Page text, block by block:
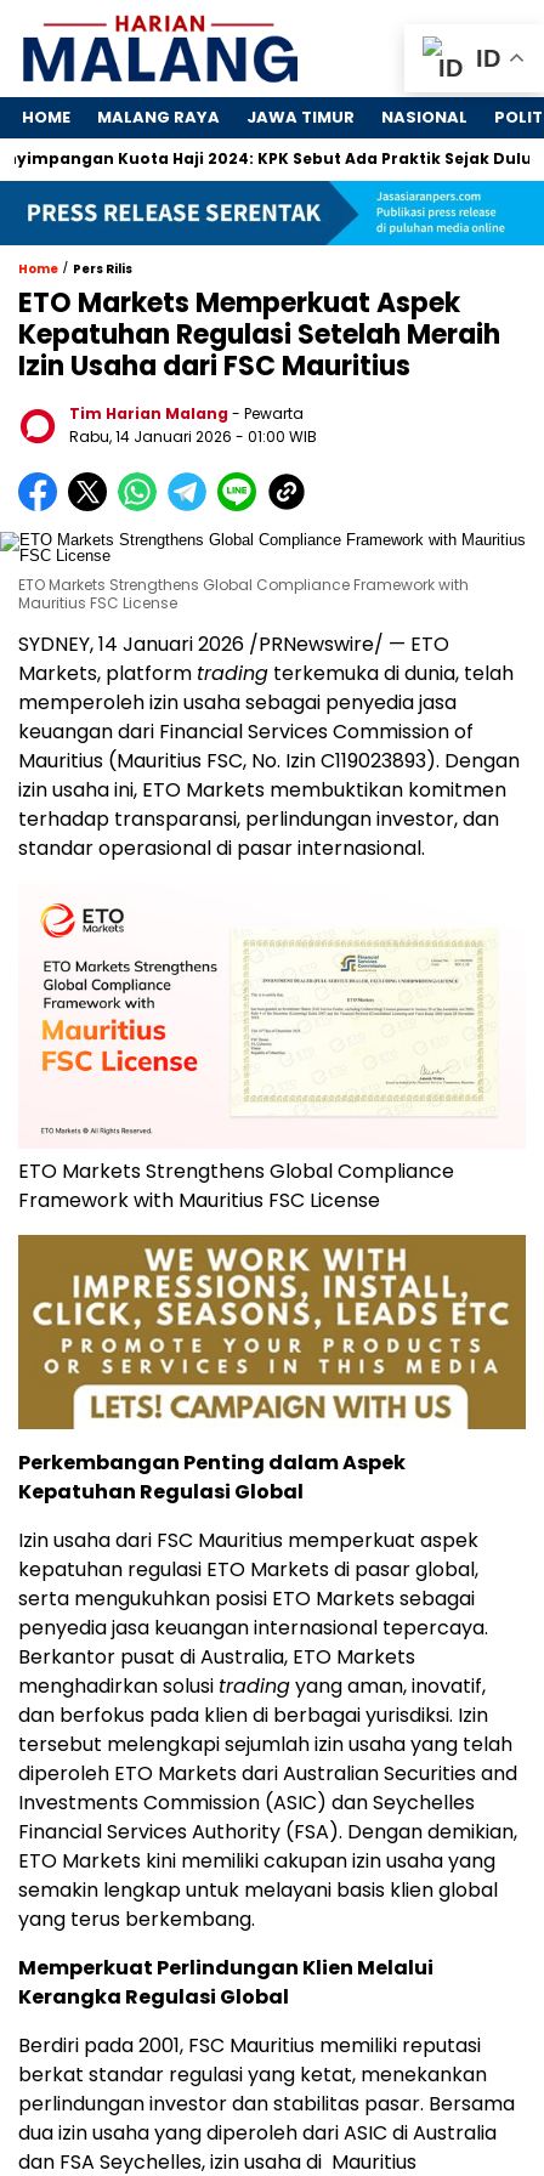
HOME MALANG RAYA JAWA TIMUR NASIONAL
Kuota Haji 2024: KPK Sebut Ada Praktik Sejak Dulu
Home / Pers Rilis
ETO Markets Memperkuat Aspek
Kepatuhan Regulasi Setelah Meraih
Izin Usaha dari FSC Mauritius
Tim Harian Malang- Pewarta
Rabu, 14 Januari 2026 - 01:00 WIB
ETO Markets Strengthens Global Compliance Framework with
Mauritius FSC License
SYDNEY, 14 Januari 2026 /PRNewswire/ — ETO
Markets, platform trading terkemuka di dunia, telah
memperoleh izin usaha sebagai penyedia jasa
keuangan dari Financial Services Commission of
Mauritius (Mauritius FSC, No. Izin C119023893). Dengan
izin usaha ini, ETO Markets membuktikan komitmen
terhadap transparansi, perlindungan investor, dan
standar operasional di pasar internasional.
ETO Markets Strengthens Global Compliance
Framework with Mauritius FSC License
Perkembangan Penting dalam Aspek
Kepatuhan Regulasi Global
Izin usaha dari FSC Mauritius memperkuat aspek
kepatuhan regulasi ETO Markets di pasar global,
serta mengukuhkan posisi ETO Markets sebagai
penyedia jasa keuangan internasional tepercaya.
Berkantor pusat di Australia, ETO Markets
menghadirkan solusi tradingyang aman, inovatif,
dan berfokus pada klien di berbagai yurisdiksi. Izin
tersebut melengkapi sejumlah izin usaha yang telah
diperoleh ETO Markets dari Australian Securities and
Investments Commission (ASIC) dan Seychelles
Financial Services Authority (FSA). Dengan demikian,
ETO Markets kini memiliki cakupan izin usaha yang
semakin lengkap untuk melayani basis klien global
yang terus berkembang.
Memperkuat Perlindungan Klien Melalui
Kerangka Regulasi Global
Berdiri pada 2001, FSC Mauritius memiliki reputasi
berkat standar regulasi yang ketat, menekankan
perlindungan investor dan stabilitas pasar. Bersama
dua izin usaha yang diperoleh dari ASIC di Australia
dan FSA Seychelles, izin usaha di Mauritius
ID